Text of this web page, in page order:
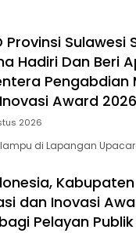
Sulawesi
Hadiri Dan Beri
Pengabdian
Award 2026
2026
lampu di Lapangan
dan Inovasi
Pelayan